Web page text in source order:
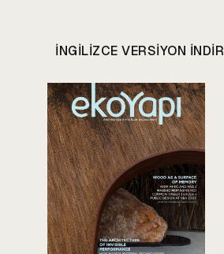
INGILIZCE VERSIYON INDIR